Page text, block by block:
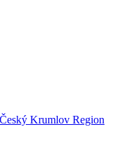
Krumlov Region